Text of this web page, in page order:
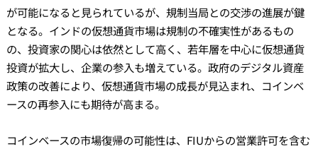
が可能になると見られているが、規制当局との交渉の進展が鍵
となる。インドの仮想通貨市場は規制の不確実性があるもの
の、投資家の関心は依然として高く、若年層を中心に仮想通貨
投資が拡大し、企業の参入も増えている。政府のデジタル資産
政策の改善により、仮想通貨市場の成長が見込まれ、コインベ
ースの再参入にも期待が高まる。
コインベースの市場復帰の可能性は、FIUからの営業許可を含む